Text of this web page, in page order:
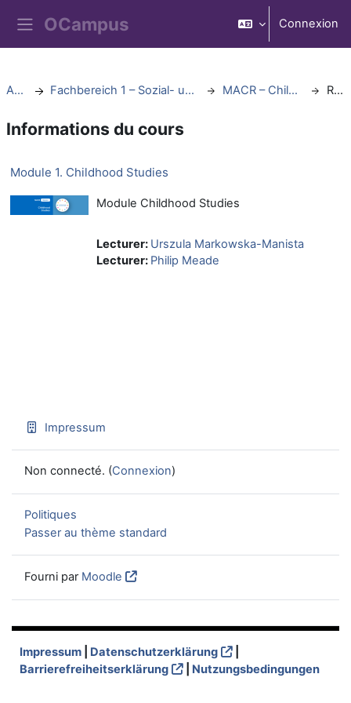
Panneau latéral
Connexion
Accueil Fachbereich 1 – Sozial- und Bildungswissenschaften MACR – Childrens Rights M.A. Résumé
Informations du cours
Module 1. Childhood Studies
Module Childhood Studies
Lecturer: Urszula Markowska-Manista
Lecturer: Philip Meade
Impressum
Non connecté. (Connexion)
Politiques
Passer au thème standard
Fourni par Moodle
Impressum Datenschutzerklärung
Barrierefreiheitserklärung
Nutzungsbedingungen